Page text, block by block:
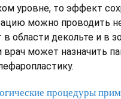
уровне, то эффект
можно проводить
в области декольте и в
врач может назначить
процедуры